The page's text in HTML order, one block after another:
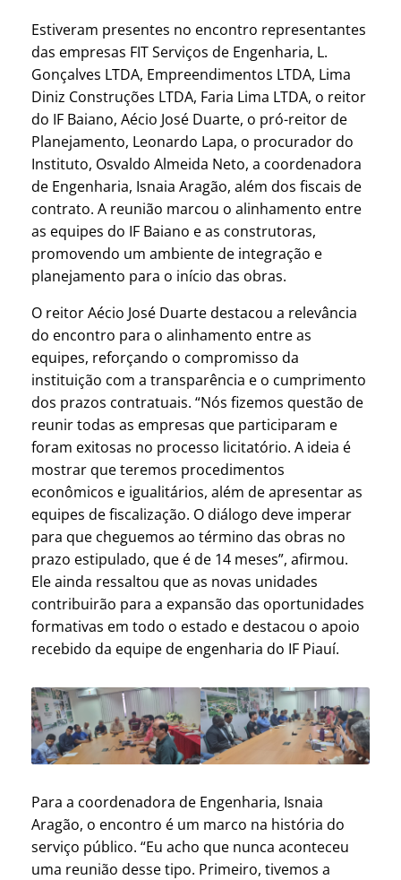
Estiveram presentes no encontro representantes
das empresas FIT Serviços de Engenharia, L.
Gonçalves LTDA, Empreendimentos LTDA, Lima
Diniz Construções LTDA, Faria Lima LTDA, o reitor
do IF Baiano, Aécio José Duarte, o pró-reitor de
Planejamento, Leonardo Lapa, o procurador do
Instituto, Osvaldo Almeida Neto, a coordenadora
de Engenharia, Isnaia Aragão, além dos fiscais de
contrato. A reunião marcou o alinhamento entre
as equipes do IF Baiano e as construtoras,
promovendo um ambiente de integração e
planejamento para o início das obras.
O reitor Aécio José Duarte destacou a relevância
do encontro para o alinhamento entre as
equipes, reforçando o compromisso da
instituição com a transparência e o cumprimento
dos prazos contratuais. “Nós fizemos questão de
reunir todas as empresas que participaram e
foram exitosas no processo licitatório. A ideia é
mostrar que teremos procedimentos
econômicos e igualitários, além de apresentar as
equipes de fiscalização. O diálogo deve imperar
para que cheguemos ao término das obras no
prazo estipulado, que é de 14 meses”, afirmou.
Ele ainda ressaltou que as novas unidades
contribuirão para a expansão das oportunidades
formativas em todo o estado e destacou o apoio
recebido da equipe de engenharia do IF Piauí.
Para a coordenadora de Engenharia, Isnaia
Aragão, o encontro é um marco na história do
serviço público. “Eu acho que nunca aconteceu
uma reunião desse tipo. Primeiro, tivemos a